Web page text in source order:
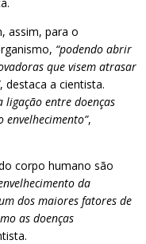
assim, para o
“podendo abrir
que visem atrasar
, destaca a cientista.
ligação entre doenças
envelhecimento”,
corpo humano são
da
dos maiores fatores de
as doenças